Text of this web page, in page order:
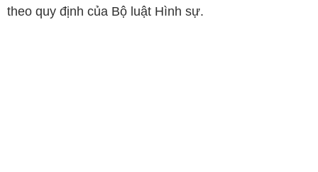
theo quy định của Bộ luật Hình sự.